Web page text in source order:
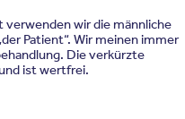
verwenden wir die männliche
Patient“. Wir meinen immer
Die verkürzte
ist wertfrei.